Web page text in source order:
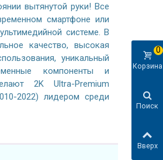
вытянутой руки! Все
смартфоне или
системе. В
качество, высокая
уникальный
компоненты и
2K Ultra-Premium
2022) лидером среди
Корзина
0
Поиск
Вверх